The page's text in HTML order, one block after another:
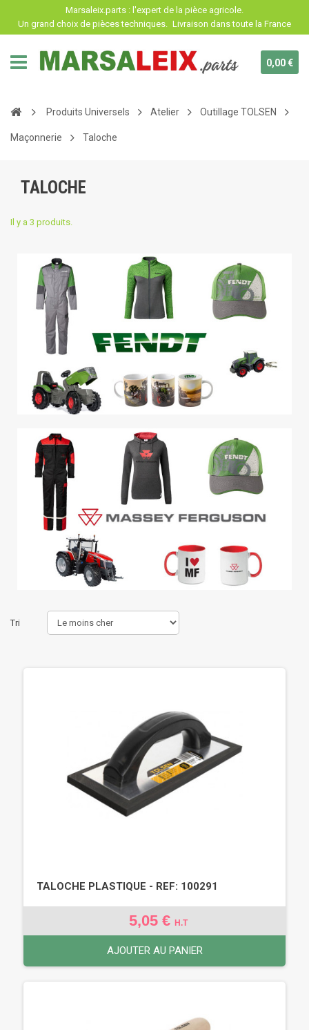
Marsaleix.parts : l'expert de la pièce agricole.
Un grand choix de pièces techniques. Livraison dans toute la France
0,00 €
Produits Universels Atelier Outillage TOLSEN
Maçonnerie Taloche
TALOCHE
Il y a 3 produits.
Tri
TALOCHE PLASTIQUE - REF: 100291
5,05 € H.T
AJOUTER AU PANIER
Panneau de gestion des cookies